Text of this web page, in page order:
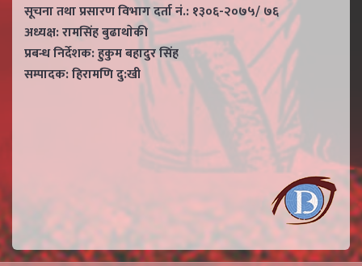
सूचना तथा प्रसारण विभाग दर्ता नं.: १३०६-२०७५/ ७६
अध्यक्ष: रामसिंह बुढाथाेकी
प्रबन्ध निर्देशक: हुकुम बहादुर सिंह
सम्पादक: हिरामणि दु:खी